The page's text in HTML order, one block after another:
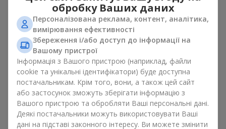
Якщо можна схарактеризувати весну назвою однієї квітки,
то це, беззаперечнобукет тюльпанів . Букет тюльпанів —
саме ті квіти, з яких починається весняний настрій. Ніжні та
тендітні, вони, не перевантажують простір, та можуть бути
подаровані, як до свята, так і просто на знак уваги. А якщо
порахувати скільки коштують тюльпани, то можна сказати,
що їх можна дарувати весною хоч кожного дня. Навіть
тюльпан у руках вже створює відчуття тепла, а букет
тюльпанів легко перетворюється на теплі емоції в упаковці.
Саме тому весняні квіти тюльпани так часто обирають для
перших побачень, сімейних свят, знаків уваги без приводу.
Букет тюльпанів — весняна романтика, що асоціюється з
обробку Ваших даних
Персоналізована реклама, контент, аналітика,
вимірювання ефективності
Збереження і/або доступ до інформації на
Вашому пристрої
Інформація з Вашого пристрою (наприклад, файли
cookie та унікальні ідентифікатори) буде доступна
постачальникам. Крім того, вони, а також цей сайт
або застосунок зможуть зберігати інформацію з
Вашого пристрою та обробляти Ваші персональні дані.
Деякі постачальники можуть використовувати Ваші
дані на підставі законного інтересу. Ви можете змінити